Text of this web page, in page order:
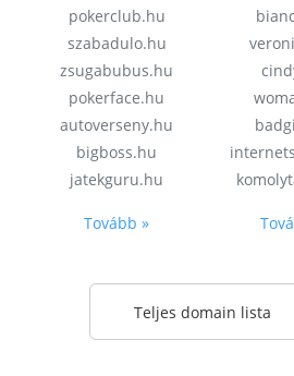
pokerclub.hu
szabadulo.hu
zsugabubus.hu
pokerface.hu
autoverseny.hu
bigboss.hu
jatekguru.hu
Tovább »
Teljes domain lista